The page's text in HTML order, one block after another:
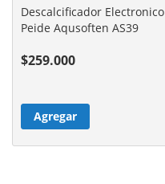
Descalcificador Electronico
Peide Aqusoften AS39
$259.000
Agregar